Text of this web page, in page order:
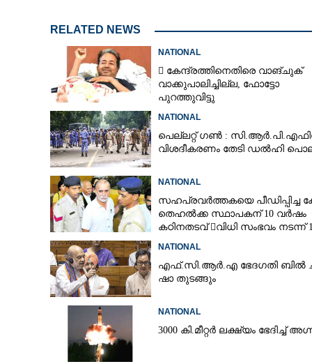
RELATED NEWS
NATIONAL
 കേന്ദ്രത്തിനെതിരെ വാങ്‌ചുക്
വാക്കുപാലിച്ചില്ല, ഫോട്ടോ
പുറത്തുവിട്ടു
NATIONAL
പെല്ലറ്റ് ഗൺ :
വിശദീകരണം തേടി ഡൽഹി
NATIONAL
സഹപ്രവർത്തകയെ പീഡിപ്പിച്ച
തെഹൽക്ക സ്ഥാപകന് 10 വർഷം
കഠിനതടവ് വിധി സംഭവം നടന്ന്
NATIONAL
എ​ഫ്.​സി.​ആ​ർ.​എ​ ​ഭേ​ദ​ഗ​തി​ ​ബിൽ
ഷാ​ ​തുടങ്ങും
NATIONAL
3000 കി.മീറ്റർ ലക്ഷ്യം ഭേദിച്ച്